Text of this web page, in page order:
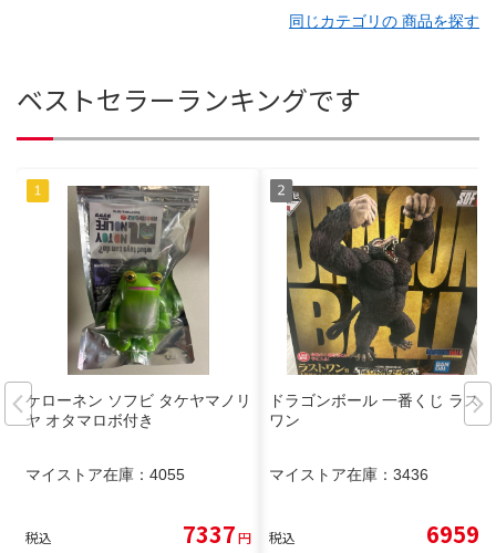
同じカテゴリの 商品を探す
ベストセラーランキングです
ケローネン ソフビ タケヤマノリ
ヤ オタマロボ付き
マイストア在庫： 4055
税込 7337円
ドラゴンボール 一番くじ ラスト
ワン
マイストア在庫： 3436
税込 6959